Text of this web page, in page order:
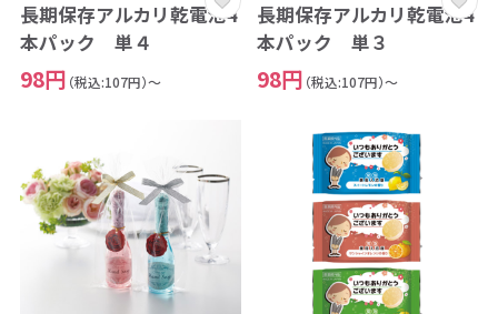
長期保存アルカリ乾電池4
本パック 単４
98円 （税込:107円）～
長期保存アルカリ乾電池4
本パック 単３
98円 （税込:107円）～